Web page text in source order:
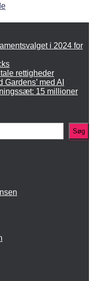
i 2024 for
rettigheder
med AI
15 millioner
Søg